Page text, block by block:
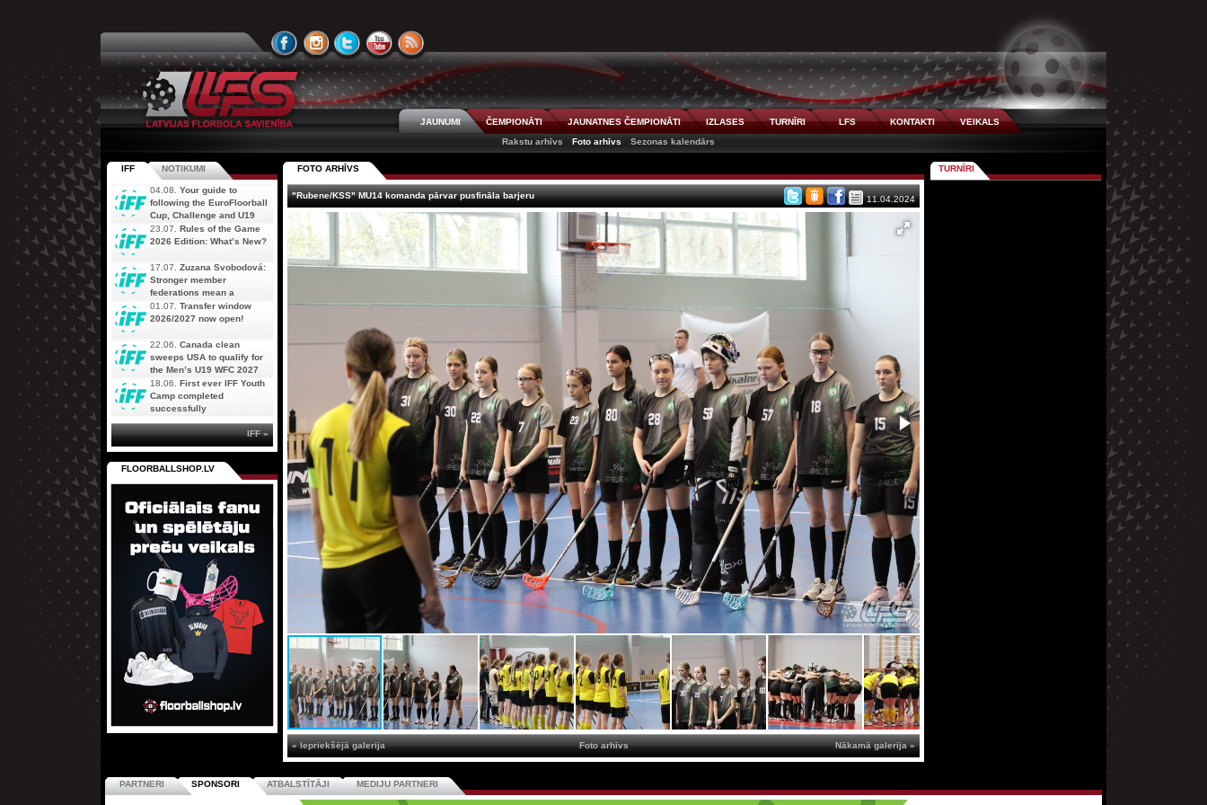
JAUNUMI ČEMPIONĀTI JAUNATNES ČEMPIONĀTI IZLASES TURNĪRI LFS KONTAKTI
VEIKALS
Rakstu arhīvs
Foto arhīvs Sezonas kalendārs
FOTO ARHĪVS
"Rubene/KSS" MU14 komanda pārvar pusfināla barjeru 11.04.2024
« Iepriekšējā galerija Nākamā galerija »
Foto arhīvs
IFF NOTIKUMI
04.08. Your guide to
following the EuroFloorball
Cup, Challenge and U19
AOFC Qualifiers
simultaneously
23.07. Rules of the Game
2026 Edition: What’s New?
17.07. Zuzana Svobodová:
Stronger member
federations mean a
stronger future for floorball
01.07. Transfer window
2026/2027 now open!
22.06. Canada clean
sweeps USA to qualify for
the Men’s U19 WFC 2027
18.06. First ever IFF Youth
Camp completed
successfully
IFF »
FLOORBALLSHOP.LV
TURNĪRI
PARTNERI SPONSORI ATBALSTĪTĀJI MEDIJU PARTNERI